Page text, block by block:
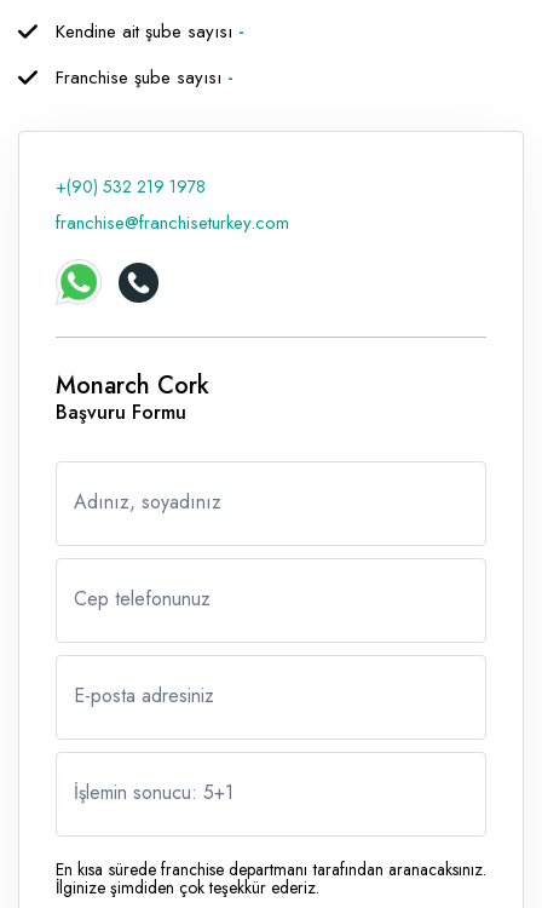
Kendine ait şube sayısı -
Franchise şube sayısı -
+(90) 532 219 1978
franchise@franchiseturkey.com
Monarch Cork
Başvuru Formu
Adınız, soyadınız
Cep telefonunuz
E-posta adresiniz
İşlemin sonucu: 5+1
En kısa sürede franchise departmanı tarafından aranacaksınız.
İlginize şimdiden çok teşekkür ederiz.